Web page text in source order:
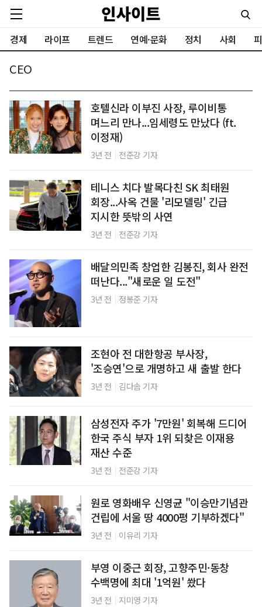
경제 라이프 트렌드 연예·문화 정치 사회
CEO
호텔신라 이부진 사장, 루이비통
며느리 만나...임세령도 만났다 (ft.
이정재)
3년 전 전준강 기자
테니스 치다 발목다친 SK 최태원
회장...사옥 건물 '리모델링' 긴급
지시한 뜻밖의 사연
3년 전 전준강 기자
배달의민족 창업한 김봉진, 회사 완전
떠난다..."새로운 일 도전"
3년 전 정봉준 기자
조현아 전 대한항공 부사장,
'조승연'으로 개명하고 새 출발 한다
3년 전 김다솜 기자
삼성전자 주가 '7만원' 회복해 드디어
한국 주식 부자 1위 되찾은 이재용
재산 수준
3년 전 전준강 기자
원로 영화배우 신영균 "이승만기념관
건립에 서울 땅 4000평 기부하겠다"
3년 전 이유리 기자
부영 이중근 회장, 고향주민·동창
수백명에 최대 '1억원' 쐈다
3년 전 지미영 기자